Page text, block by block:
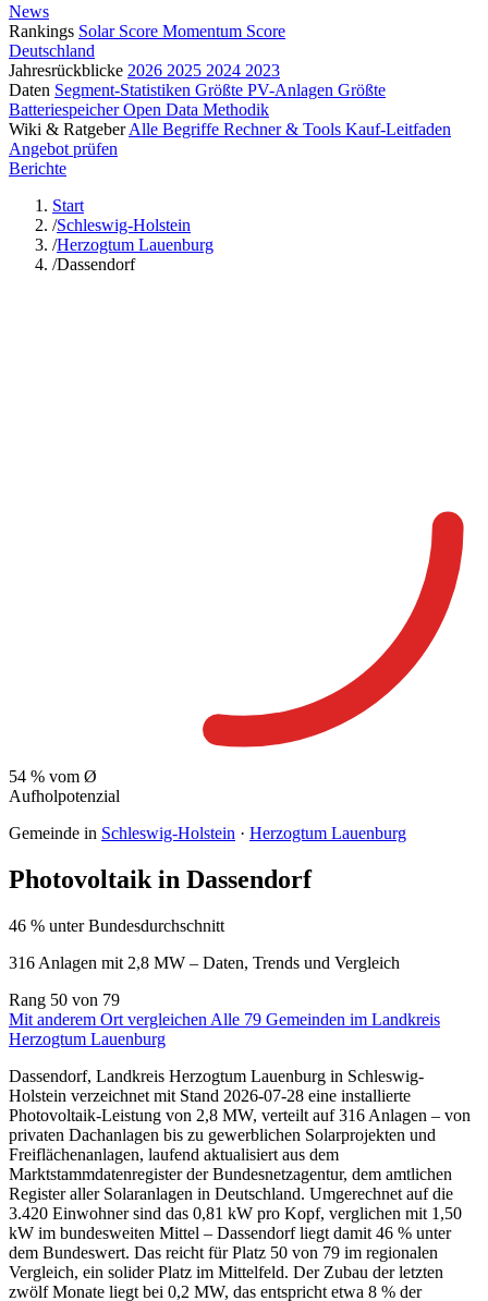
News
Rankings Solar Score Momentum Score
Deutschland
Jahresrückblicke 2026 2025 2024 2023
Daten Segment-Statistiken Größte PV-Anlagen Größte
BatteriespeicherOpen Data Methodik
Wiki & Ratgeber Alle Begriffe Rechner & Tools Kauf-Leitfaden
Angebot prüfen
Berichte
Start
/Schleswig-Holstein
/Herzogtum Lauenburg
/Dassendorf
54 % vom Ø
Aufholpotenzial
Gemeinde in Schleswig-Holstein · Herzogtum Lauenburg
Photovoltaik in Dassendorf
46 % unter Bundesdurchschnitt
316 Anlagen mit 2,8 MW – Daten, Trends und Vergleich
Rang 50 von 79
Mit anderem Ort vergleichen Alle 79 Gemeinden im Landkreis
Herzogtum Lauenburg
Dassendorf, Landkreis Herzogtum Lauenburg in Schleswig-
Holstein verzeichnet mit Stand 2026-07-28 eine installierte
Photovoltaik-Leistung von 2,8 MW, verteilt auf 316 Anlagen – von
privaten Dachanlagen bis zu gewerblichen Solarprojekten und
Freiflächenanlagen, laufend aktualisiert aus dem
Marktstammdatenregister der Bundesnetzagentur, dem amtlichen
Register aller Solaranlagen in Deutschland. Umgerechnet auf die
3.420 Einwohner sind das 0,81 kW pro Kopf, verglichen mit 1,50
kW im bundesweiten Mittel – Dassendorf liegt damit 46 % unter
dem Bundeswert. Das reicht für Platz 50 von 79 im regionalen
Vergleich, ein solider Platz im Mittelfeld. Der Zubau der letzten
zwölf Monate liegt bei 0,2 MW, das entspricht etwa 8 % der